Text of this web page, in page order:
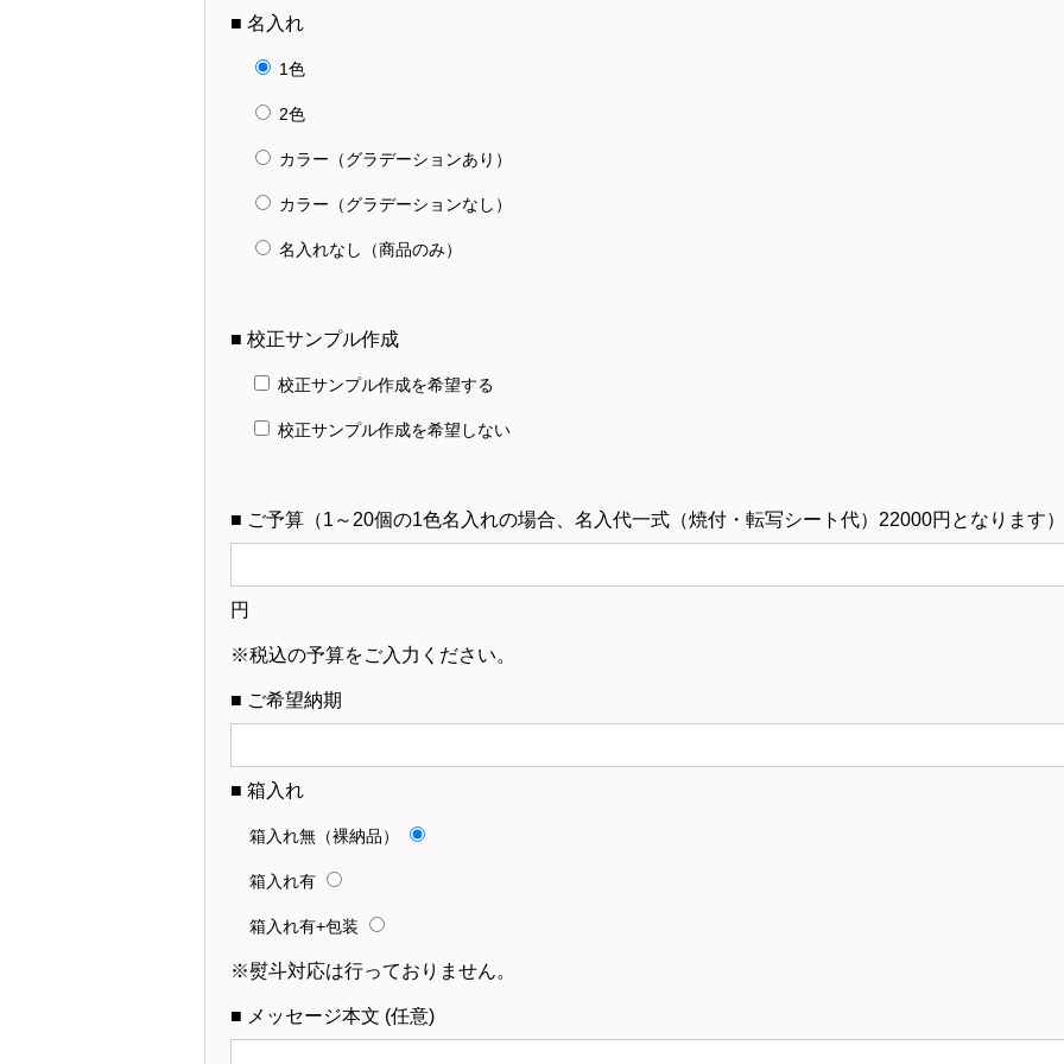
■ 名入れ
1色
2色
カラー（グラデーションあり）
カラー（グラデーションなし）
名入れなし（商品のみ）
■ 校正サンプル作成
校正サンプル作成を希望する
校正サンプル作成を希望しない
■ ご予算（1～20個の1色名入れの場合、名入代一式（焼付・転写シート代）22000円となります）
円
※税込の予算をご入力ください。
■ ご希望納期
■ 箱入れ
箱入れ無（裸納品）
箱入れ有
箱入れ有+包装
※熨斗対応は行っておりません。
■ メッセージ本文 (任意)